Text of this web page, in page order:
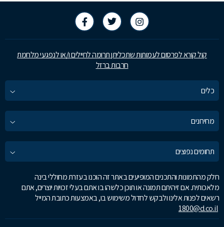
קול קורא לפרסום לעמותות שתכליתן תרומה לחיילים ו/או לנפגעי מלחמת
חרבות ברזל
כלים
מחירונים
תחומים נפוצים
חלק מהתמונות והתכנים המופיעים באתר זה הוכנו בעזרת מחוללי בינה
מלאכותית. אם זיהיתם תמונה או תוכן כלשהו בו אתם בעלי זכויות יוצרים, אתם
רשאים לפנות אלינו ולבקש לחדול משימוש בו, באמצעות כתובת המייל
1800@d.co.il